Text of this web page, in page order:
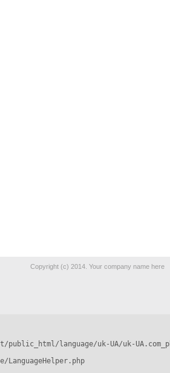
Copyright (c) 2014. Your company name here
public_html/language/uk-UA/uk-
LanguageHelper.php